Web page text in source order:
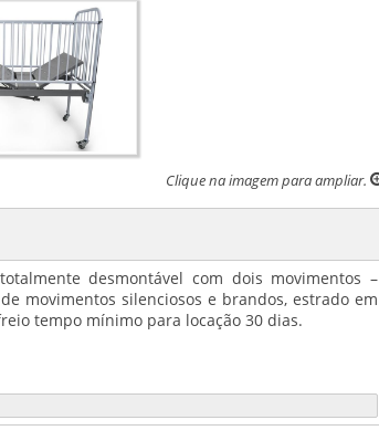
Clique na imagem para ampliar.
desmontável com dois movimentos –
movimentos silenciosos e brandos, estrado em
tempo mínimo para locação 30 dias.